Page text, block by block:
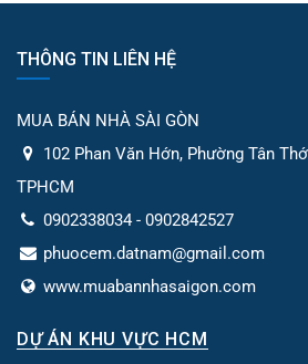
THÔNG TIN LIÊN HỆ
MUA BÁN NHÀ SÀI GÒN
102 Phan Văn Hớn, Phường Tân
TPHCM
0902338034 - 0902842527
phuocem.datnam@gmail.com
www.muabannhasaigon.com
DỰ ÁN KHU VỰC HCM